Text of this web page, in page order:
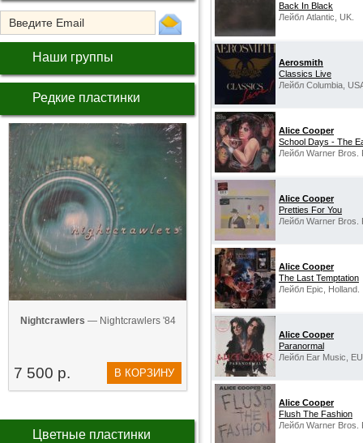
Наши группы
Редкие пластинки
Nightcrawlers — Nightcrawlers '84
7 500 р. В КОРЗИНУ
Цветные пластинки
Back In Black
Лейбл Atlantic, UK.
Aerosmith
Classics Live
Лейбл Columbia,
Alice Cooper
School Days - The
Лейбл Warner Bros.
Alice Cooper
Pretties For You
Лейбл Warner Bros.
Alice Cooper
The Last Temptation
Лейбл Epic, Holland.
Alice Cooper
Paranormal
Лейбл Ear Music,
Alice Cooper
Flush The Fashion
Лейбл Warner Bros.